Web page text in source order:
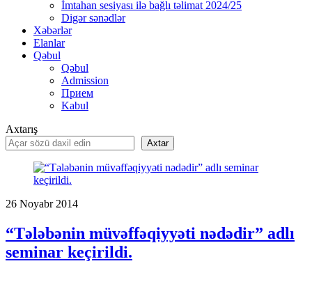
İmtahan sesiyası ilə bağlı təlimat 2024/25
Digər sənədlər
Xəbərlər
Elanlar
Qəbul
Qəbul
Admission
Прием
Kabul
Axtarış
Axtar
26 Noyabr 2014
“Tələbənin müvəffəqiyyəti nədədir” adlı
seminar keçirildi.